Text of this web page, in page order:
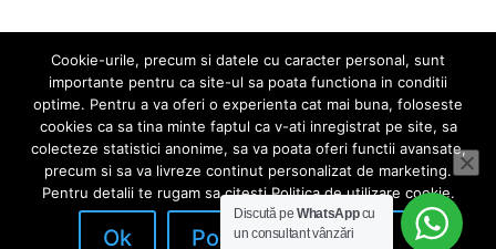
Politica de confidentialitate
Politica de utilizare cookie
ANPC
©Copyright Pavitoor SRL | Design with ❤️ by
Discută peWhatsAppcu
un consultant vânzări
Cookie-urile, precum si datele cu caracter personal, sunt
importante pentru ca site-ul sa poata functiona in conditii
optime. Pentru a va oferi o experienta cat mai buna, foloseste
cookies ca sa tina minte faptul ca v-ati inregistrat pe site, sa
colecteze statistici anonime, sa va poata oferi functii avansate,
precum si sa va livreze continut personalizat de marketing.
Pentru detalii te rugam sa citesti Politica de utilizare cookie.
Ok Politica de Cookies